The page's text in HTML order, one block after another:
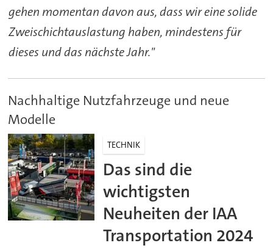
gehen momentan davon aus, dass wir eine solide
Zweischichtauslastung haben, mindestens für
dieses und das nächste Jahr."
Nachhaltige Nutzfahrzeuge und neue
Modelle
TECHNIK
Das sind die
wichtigsten
Neuheiten der IAA
Transportation 2024